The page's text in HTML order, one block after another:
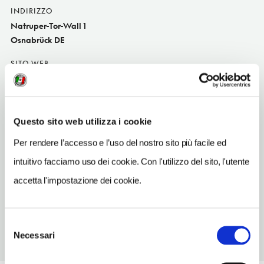
Questo sito web utilizza i cookie
Per rendere l’accesso e l’uso del nostro sito più facile ed
intuitivo facciamo uso dei cookie. Con l'utilizzo del sito, l'utente
accetta l'impostazione dei cookie.
delNecessari
INDIRIZZO
Natruper-Tor-Wall 1
Osnabrück DE
SITO WEB
www.steigenberger.com
reservierung@hotelremarque.de
TELEFONO
NUMERO CAMERE